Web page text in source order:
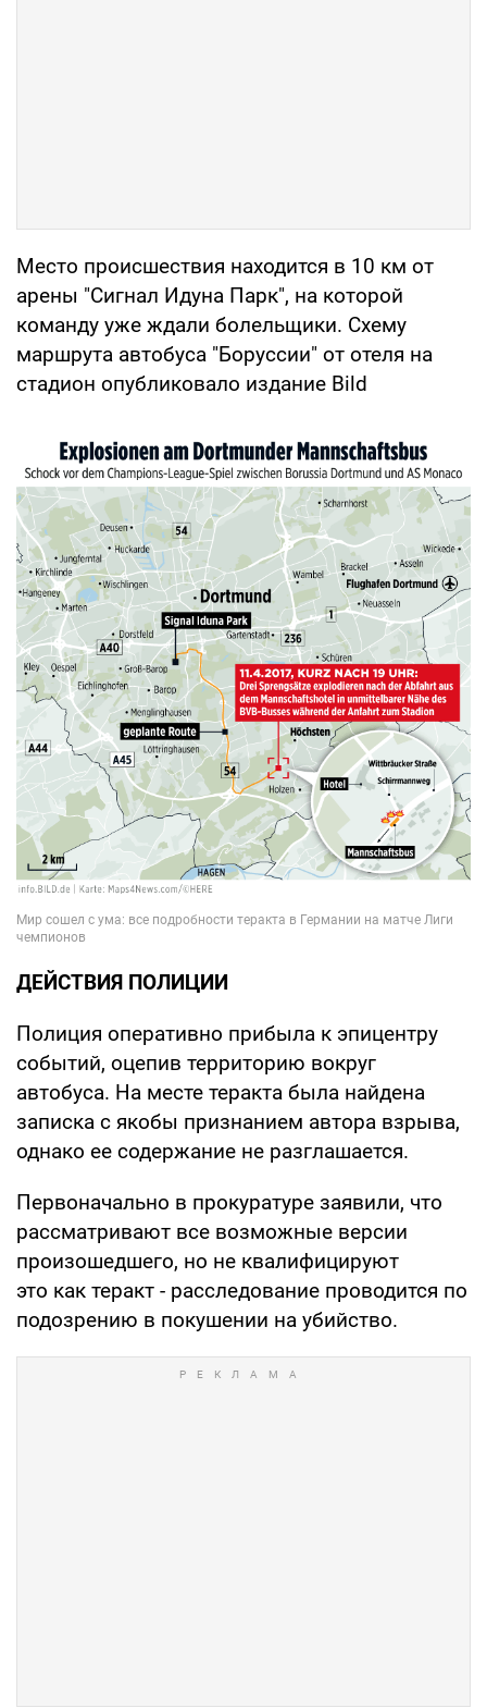
Место происшествия находится в 10 км от
арены "Сигнал Идуна Парк", на которой
команду уже ждали болельщики. Схему
маршрута автобуса "Боруссии" от отеля на
стадион опубликовало издание Bild
ДЕЙСТВИЯ ПОЛИЦИИ
Полиция оперативно прибыла к эпицентру
событий, оцепив территорию вокруг
автобуса. На месте теракта была найдена
записка с якобы признанием автора взрыва,
однако ее содержание не разглашается.
Первоначально в прокуратуре заявили, что
рассматривают все возможные версии
произошедшего, но не квалифицируют
это как теракт - расследование проводится по
подозрению в покушении на убийство.